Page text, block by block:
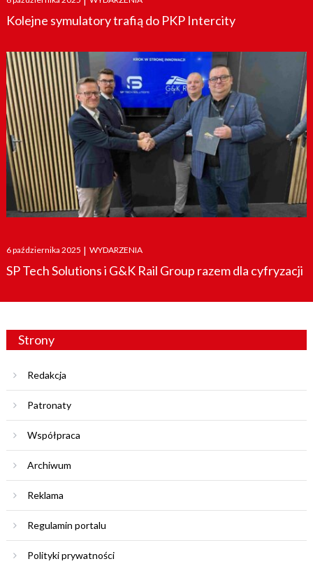
on
Kolejne symulatory trafią do PKP Intercity
Posted
on
6 października 2025 | WYDARZENIA
SP Tech Solutions i G&K Rail Group razem dla cyfryzacji
Strony
Redakcja
Patronaty
Współpraca
Archiwum
Reklama
Regulamin portalu
Polityki prywatności